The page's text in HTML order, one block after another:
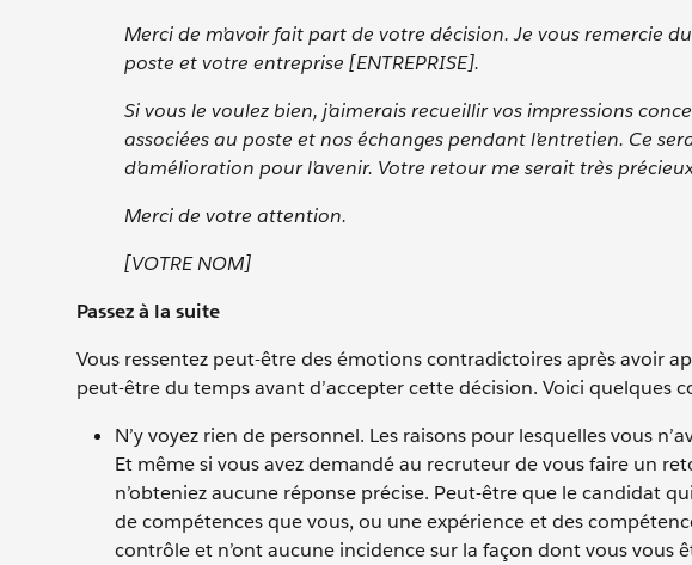
Merci de m’avoir fait part de votre décision. Je vous remercie
poste et votre entreprise [ENTREPRISE].
Si vous le voulez bien, j’aimerais recueillir vos impressions
associées au poste et nos échanges pendant l’entretien. Ce
d’amélioration pour l’avenir. Votre retour me serait très
Merci de votre attention.
[VOTRE NOM]
Passez à la suite
Vous ressentez peut-être des émotions contradictoires après avoir
peut-être du temps avant d’accepter cette décision. Voici quelques
N’y voyez rien de personnel. Les raisons pour lesquelles vous
Et même si vous avez demandé au recruteur de vous faire un
n’obteniez aucune réponse précise. Peut-être que le candidat
de compétences que vous, ou une expérience et des
contrôle et n’ont aucune incidence sur la façon dont vous vous